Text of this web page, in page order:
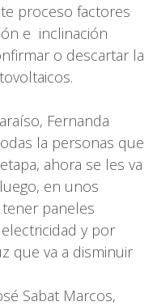
proceso factores
e inclinación
o descartar la
Fernanda
la personas que
ahora se les va
en unos
paneles
y por
que va a disminuir
Sabat Marcos,